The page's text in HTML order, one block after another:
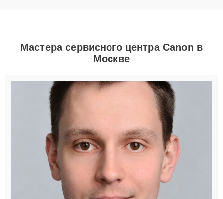
Мастера сервисного центра Canon в
Москве